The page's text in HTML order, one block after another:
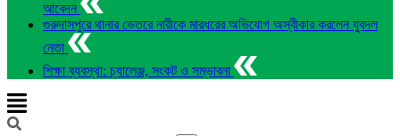
আবেদন
গুরুদাসপুরে থানার ভেতরে নারীকে মারধরের অভিযোগ অস্বীকার করলেন যুবদল
নেতা
শিক্ষা ব্যবস্থা: চ্যালেঞ্জ, সংকট ও সম্ভাবনা